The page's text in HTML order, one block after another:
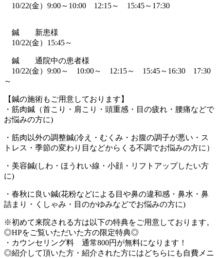
10/22(金）9:00～10:00 12:15～ 15:45～17:30
鍼 新患様
10/22(金）15:45～
鍼 通院中の患者様
10/22(金）9:00～ 10:00～ 12:15～ 15:45～16:30 17:30
～
【鍼の施術もご用意しております】
・筋肉鍼（首こり・肩こり・頭重感・目の疲れ・腰痛などで
お悩みの方に)
・筋肉以外の調整鍼(冷え・むくみ・お腹の調子が悪い・ス
トレス・季節の変わり目などからくる不調でお悩みの方に）
・美容鍼(しわ・ほうれい線・小顔・リフトアップしたい方
に)
・春秋に良い鍼(花粉などによる目や鼻の違和感・鼻水・鼻
詰まり・くしゃみ・目のかゆみなどでお悩みの方に)
※初めて来院される方は以下の特典をご用意しております。
◎HPをご覧いただいた方の限定特典◎
・カウンセリング料 通常800円が無料になります！
◎紹介して頂いた方・紹介された方にはどちらにも自費メニ